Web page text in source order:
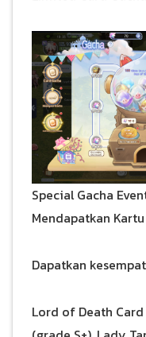
Special Gacha
Mendapatkan
Dapatkan
Lord of Death